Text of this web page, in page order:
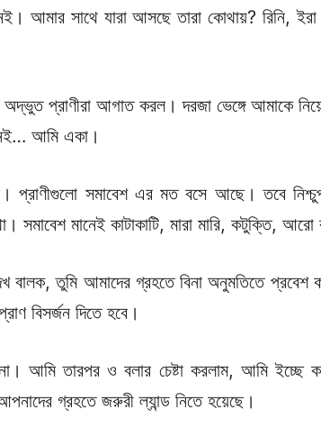
আমার সাথে যারা আসছে তারা কোথায়? রিনি,
প্রাণীরা আগাত করল। দরজা ভেঙ্গে আমাকে
আমি একা।
প্রাণীগুলো সমাবেশ এর মত বসে আছে। তবে
সমাবেশ মানেই কাটাকাটি, মারা মারি, কটুক্তি,
তুমি আমাদের গ্রহতে বিনা অনুমতিতে প্রবেশ
বিসর্জন দিতে হবে।
আমি তারপর ও বলার চেষ্টা করলাম, আমি ইচ্ছে
গ্রহতে জরুরী ল্যান্ড নিতে হয়েছে।